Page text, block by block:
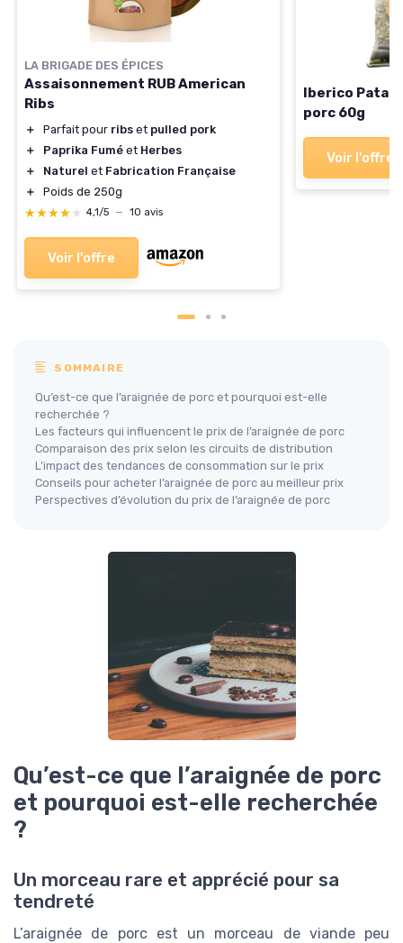
LA BRIGADE DES ÉPICES
Assaisonnement RUB American
Ribs
＋ Parfait pour ribs et pulled pork
＋
Paprika Fumé et Herbes
＋
Naturel et Fabrication Française
＋
Poids de 250g
★★★★★
★★★★★ 4,1/5 — 10 avis
Voir l'offre
Iberico Pata
porc 60g
Voir l'offre
SOMMAIRE
Qu’est-ce que l’araignée de porc et pourquoi est-elle
recherchée ?
Les facteurs qui influencent le prix de l’araignée de porc
Comparaison des prix selon les circuits de distribution
L’impact des tendances de consommation sur le prix
Conseils pour acheter l’araignée de porc au meilleur prix
Perspectives d’évolution du prix de l’araignée de porc
Qu’est-ce que l’araignée de porc
et pourquoi est-elle recherchée
?
Un morceau rare et apprécié pour sa
tendreté
L’araignée de porc est un morceau de viande peu